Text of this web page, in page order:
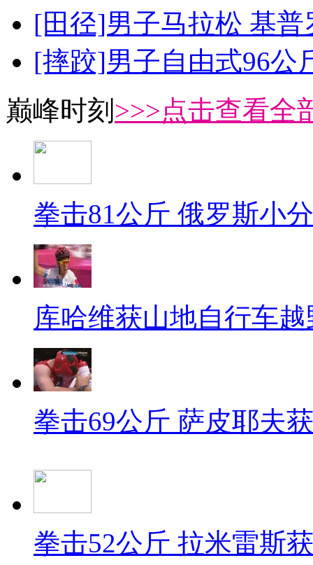
[田径]男子马拉松 基
[摔跤]男子自由式96公
巅峰时刻 >>>点击查看全
拳击81公斤 俄罗斯小
库哈维获山地自行车
拳击69公斤 萨皮耶夫
拳击52公斤 拉米雷斯